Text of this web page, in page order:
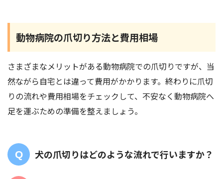
動物病院の爪切り方法と費用相場
さまざまなメリットがある動物病院での爪切りですが、当
然ながら自宅とは違って費用がかかります。終わりに爪切
りの流れや費用相場をチェックして、不安なく動物病院へ
足を運ぶための準備を整えましょう。
犬の爪切りはどのような流れで行いますか？